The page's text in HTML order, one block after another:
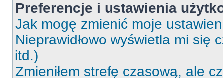
Preferencje i ustawienia
Jak mogę zmienić moje
Nieprawidłowo wyświetla mi się
itd.)
Zmieniłem strefę czasową, ale